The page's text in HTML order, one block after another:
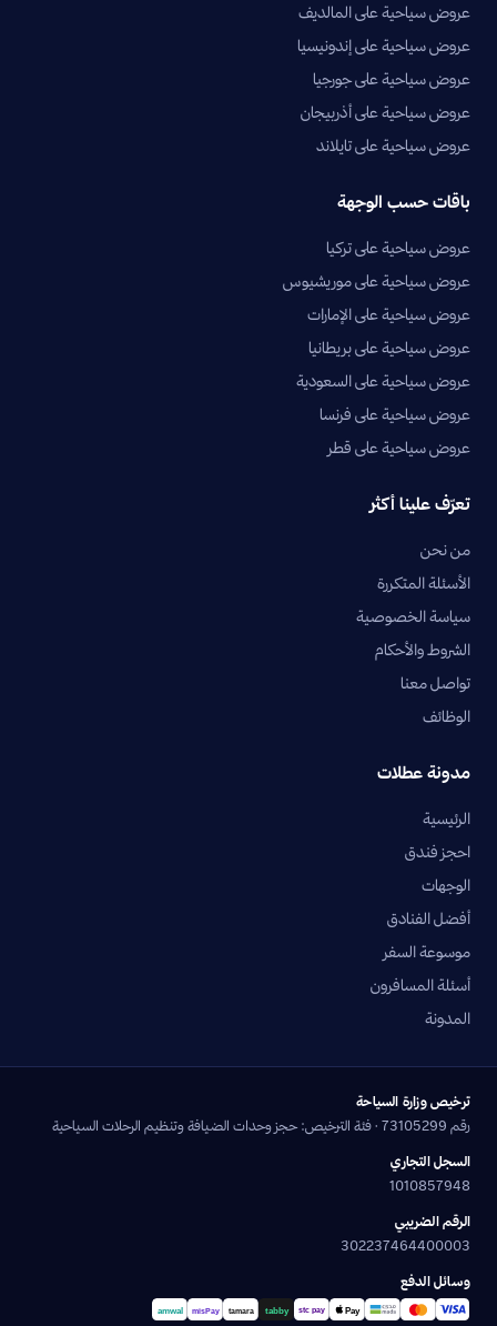
عروض سياحية على المالديف
عروض سياحية على إندونيسيا
عروض سياحية على جورجيا
عروض سياحية على أذربيجان
عروض سياحية على تايلاند
باقات حسب الوجهة
عروض سياحية على تركيا
عروض سياحية على موريشيوس
عروض سياحية على الإمارات
عروض سياحية على بريطانيا
عروض سياحية على السعودية
عروض سياحية على فرنسا
عروض سياحية على قطر
تعرّف علينا أكثر
من نحن
الأسئلة المتكررة
سياسة الخصوصية
الشروط والأحكام
تواصل معنا
الوظائف
مدونة عطلات
الرئيسية
احجز فندق
الوجهات
أفضل الفنادق
موسوعة السفر
أسئلة المسافرون
المدونة
ترخيص وزارة السياحة
رقم 73105299 · فئة الترخيص: حجز وحدات الضيافة وتنظيم الرحلات السياحية
السجل التجاري
1010857948
الرقم الضريبي
302237464400003
وسائل الدفع